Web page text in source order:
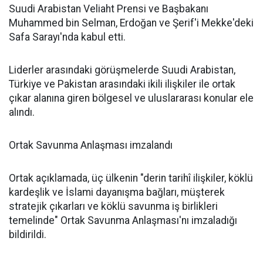
Suudi Arabistan Veliaht Prensi ve Başbakanı
Muhammed bin Selman, Erdoğan ve Şerif'i Mekke'deki
Safa Sarayı'nda kabul etti.
Liderler arasındaki görüşmelerde Suudi Arabistan,
Türkiye ve Pakistan arasındaki ikili ilişkiler ile ortak
çıkar alanına giren bölgesel ve uluslararası konular ele
alındı.
Ortak Savunma Anlaşması imzalandı
Ortak açıklamada, üç ülkenin "derin tarihî ilişkiler, köklü
kardeşlik ve İslami dayanışma bağları, müşterek
stratejik çıkarları ve köklü savunma iş birlikleri
temelinde" Ortak Savunma Anlaşması'nı imzaladığı
bildirildi.